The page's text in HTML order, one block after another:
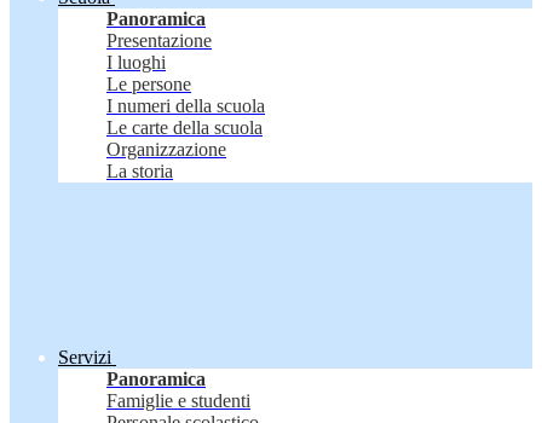
Panoramica
Presentazione
I luoghi
Le persone
I numeri della scuola
Le carte della scuola
Organizzazione
La storia
Servizi
Panoramica
Famiglie e studenti